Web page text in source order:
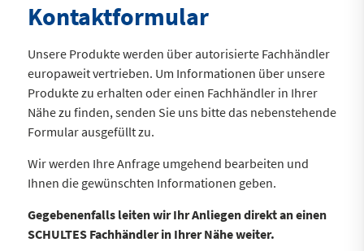
Kontakt­formular
Unsere Produkte werden über autorisierte Fachhändler
europaweit vertrieben. Um Informationen über unsere
Produkte zu erhalten oder einen Fachhändler in Ihrer
Nähe zu finden, senden Sie uns bitte das nebenstehende
Formular ausgefüllt zu.
Wir werden Ihre Anfrage umgehend bearbeiten und
Ihnen die gewünschten Informationen geben.
Gegebenenfalls leiten wir Ihr Anliegen direkt an einen
SCHULTES Fachhändler in Ihrer Nähe weiter.